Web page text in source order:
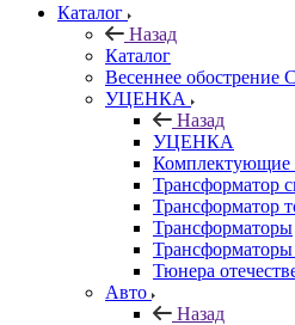
Каталог
Назад
Каталог
Весеннее обострение
УЦЕНКА
Назад
УЦЕНКА
Комплектующие
Трансформатор
Трансформатор
Трансформаторы
Тюнера
Авто
Назад